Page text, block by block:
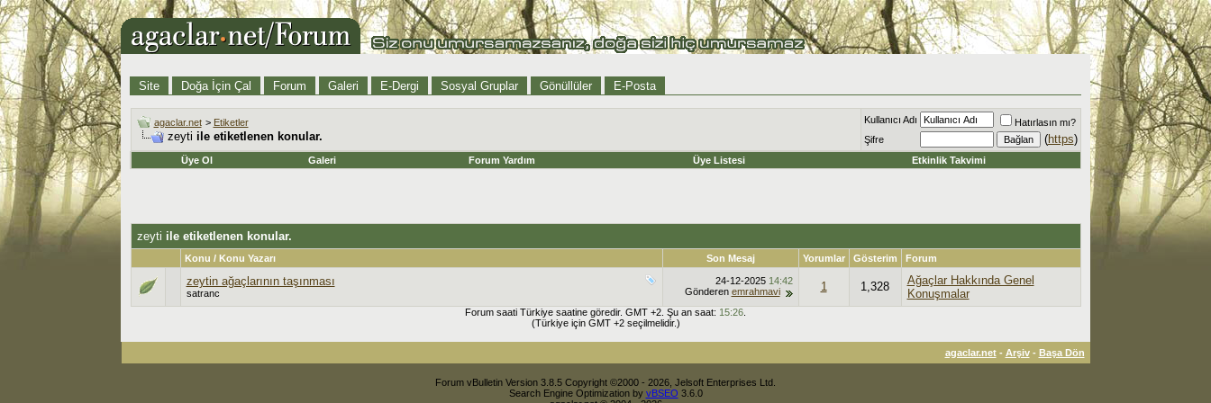
Site Doğa İçin Çal Forum Galeri E-Dergi Sosyal Gruplar Gönüllüler E-Posta
agaclar.net > Etiketler
zeyti ile etiketlenen konular.
Kullanıcı Adı
Hatırlasın mı?
Şifre
(https)
Üye Ol Galeri Forum Yardım Üye Listesi Etkinlik Takvimi
zeyti ile etiketlenen konular.
Konu / Konu Yazarı Son Mesaj Yorumlar Gösterim Forum
zeytin ağaçlarının taşınması
satranc
24-12-2025 14:42
Gönderen emrahmavi 1 1,328
Ağaçlar Hakkında Genel
Konuşmalar
Forum saati Türkiye saatine göredir. GMT +2. Şu an saat: 15:26
(Türkiye için GMT +2 seçilmelidir.)
agaclar.net- Arşiv- Başa Dön
Forum vBulletin Version 3.8.5 Copyright ©2000 - 2026, Jelsoft Enterprises Ltd.
Search Engine Optimization by vBSEO 3.6.0